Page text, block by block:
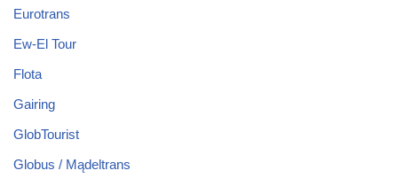
Eurotrans
Ew-El Tour
Flota
Gairing
GlobTourist
Globus / Mądeltrans